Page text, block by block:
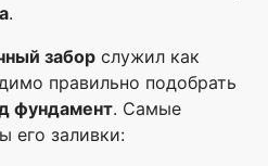
.
забор служил как
правильно подобрать
фундамент. Самые
его заливки: